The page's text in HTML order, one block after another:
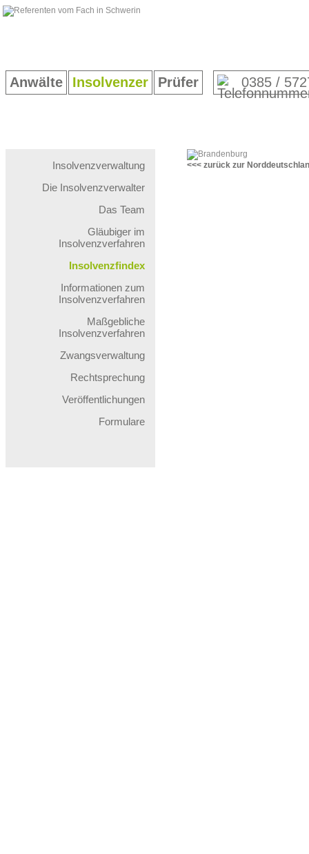
Anwälte Insolvenzer Prüfer 0385 /
Insolvenzverwaltung
Die Insolvenzverwalter
Das Team
Gläubiger im
Insolvenzverfahren
Insolvenzfindex
Informationen zum
Insolvenzverfahren
Maßgebliche
Insolvenzverfahren
Zwangsverwaltung
Rechtsprechung
Veröffentlichungen
Formulare
<<< zurück zur